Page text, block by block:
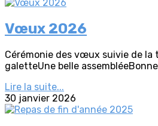
Vœux 2026
Cérémonie des vœux suivie de la
galetteUne belle
Lire la suite...
30 janvier 2026